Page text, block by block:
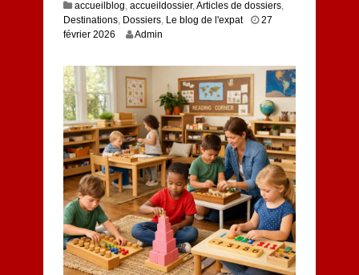
accueilblog, accueildossier,Articles de dossiers,
Destinations, Dossiers, Le blog de l'expat
27
février 20262
i
e
r
2
0
2
6
Admin